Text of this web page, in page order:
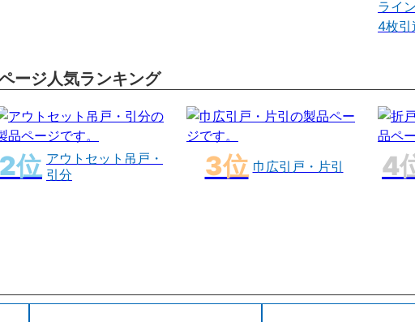
ライ
4枚引
ージ人気ランキング
アウトセット吊戸・
引分
巾広引戸・片引